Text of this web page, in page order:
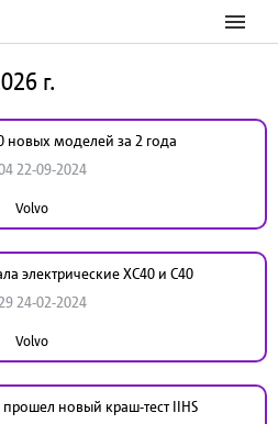
г.
новых моделей за 2 года
22-09-2024
Volvo
электрические XC40 и C40
24-02-2024
Volvo
новый краш-тест IIHS